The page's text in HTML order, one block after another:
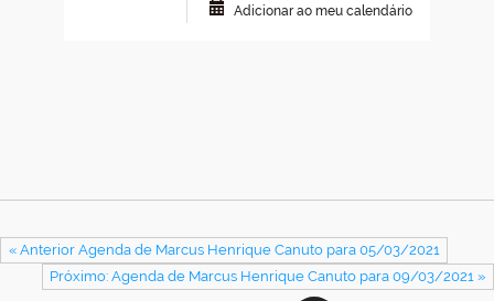
Adicionar ao meu calendário
« Anterior Agenda de Marcus Henrique Canuto para 05/03/2021
Próximo: Agenda de Marcus Henrique Canuto para 09/03/2021 »